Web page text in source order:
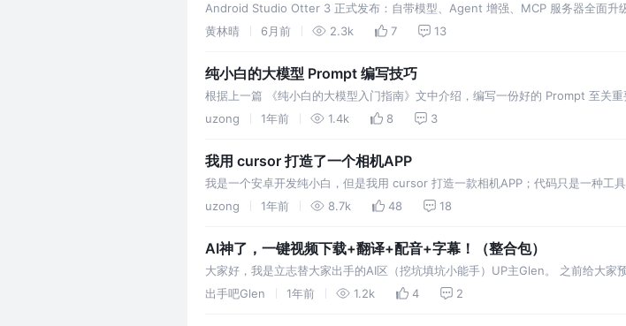
Android Studio Otter 3 正式发布：自带模型、Agent 增强、MCP 服务器全面
黄林晴
6月前 2.3k 7 13
纯小白的大模型 Prompt 编写技巧
根据上一篇 《纯小白的大模型入门指南》文中介绍，编写一份好的 Prompt 至关
型效果的调优，其中一项就是对 Prompt 进行合理优化。本篇结合实际案例，
uzong 1年前 1.4k 8 3
我用 cursor 打造了一个相机APP
我是一个安卓开发纯小白，但是我用 cursor 打造一款相机APP；代码只是一种工
频 先看视频，了解功能。主要功能： 拍摄图片 图片加美颜/滤镜/相框 图片
uzong 1年前 8.7k 48 18
AI神了，一键视频下载+翻译+配音+字幕！（整合包）
大家好，我是立志替大家出手的AI区（挖坑填坑小能手）UP主Glen。 之前给大
完，by the way，这个项目整合实在是
出手吧Glen 1年前 1.2k 4 2